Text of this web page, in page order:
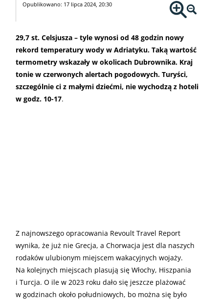
Opublikowano: 17 lipca 2024, 20:30
29,7 st. Celsjusza – tyle wynosi od 48 godzin nowy
rekord temperatury wody w Adriatyku. Taką wartość
termometry wskazały w okolicach Dubrownika. Kraj
tonie w czerwonych alertach pogodowych. Turyści,
szczególnie ci z małymi dziećmi, nie wychodzą z hoteli
w godz. 10-17.
Z najnowszego opracowania Revoult Travel Report
wynika, że już nie Grecja, a Chorwacja jest dla naszych
rodaków ulubionym miejscem wakacyjnych wojaży.
Na kolejnych miejscach plasują się Włochy, Hiszpania
i Turcja. O ile w 2023 roku dało się jeszcze plażować
w godzinach około południowych, bo można się było